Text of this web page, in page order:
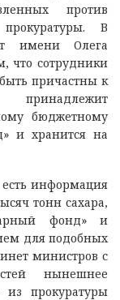
против
В
имени Олега
что сотрудники
причастны к
бюджетному
и хранится на
информация
тонн сахара,
фонд» и
для подобных
министров с
нынешнее
из прокуратуры